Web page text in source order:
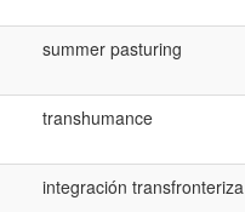
summer pasturing
transhumance
integración transfronteriza